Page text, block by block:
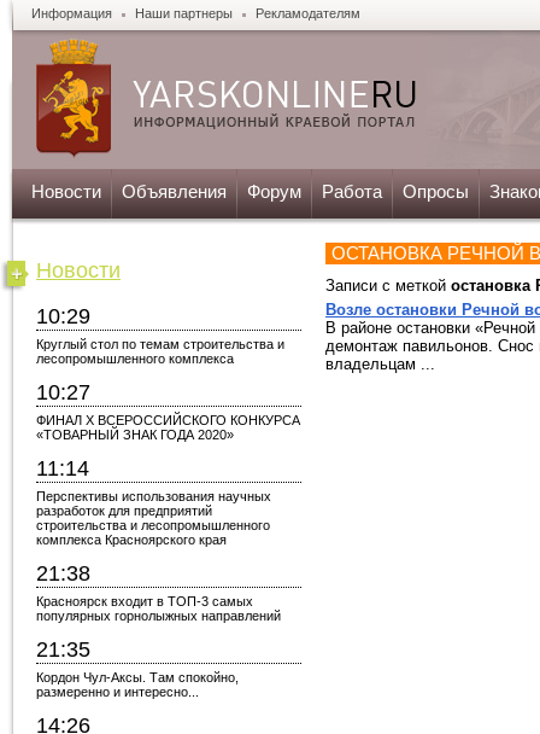
Информация Наши партнеры Рекламодателям
Новости Объявления Форум Работа Опросы
Новости
10:29
Круглый стол по темам строительства и
лесопромышленного комплекса
10:27
ФИНАЛ X ВСЕРОССИЙСКОГО КОНКУРСА
«ТОВАРНЫЙ ЗНАК ГОДА 2020»
11:14
Перспективы использования научных
разработок для предприятий
строительства и лесопромышленного
комплекса Красноярского края
21:38
Красноярск входит в ТОП-3 самых
популярных горнолыжных направлений
21:35
Кордон Чул-Аксы. Там спокойно,
размеренно и интересно...
14:26
ОСТАНОВКА РЕЧНОЙ
Записи с меткой остановка
Возле остановки Речной
В районе остановки
демонтаж павильонов. Снос
владельцам ...